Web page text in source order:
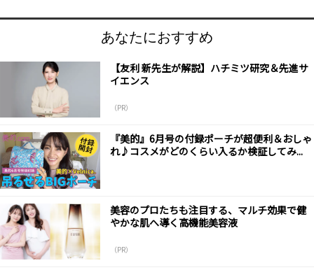
あなたにおすすめ
【友利 新先生が解説】ハチミツ研究＆先進サ
イエンス
（PR）
『美的』6月号の付録ポーチが超便利＆おしゃ
れ♪コスメがどのくらい入るか検証してみ...
美容のプロたちも注目する、マルチ効果で健
やかな肌へ導く高機能美容液
（PR）